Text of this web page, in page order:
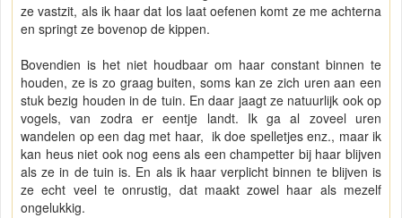
ze vastzit, als ik haar dat los laat oefenen komt ze me achterna
en springt ze bovenop de kippen.
Bovendien is het niet houdbaar om haar constant binnen te
houden, ze is zo graag buiten, soms kan ze zich uren aan een
stuk bezig houden in de tuin. En daar jaagt ze natuurlijk ook op
vogels, van zodra er eentje landt. Ik ga al zoveel uren
wandelen op een dag met haar, ik doe spelletjes enz., maar ik
kan heus niet ook nog eens als een champetter bij haar blijven
als ze in de tuin is. En als ik haar verplicht binnen te blijven is
ze echt veel te onrustig, dat maakt zowel haar als mezelf
ongelukkig.